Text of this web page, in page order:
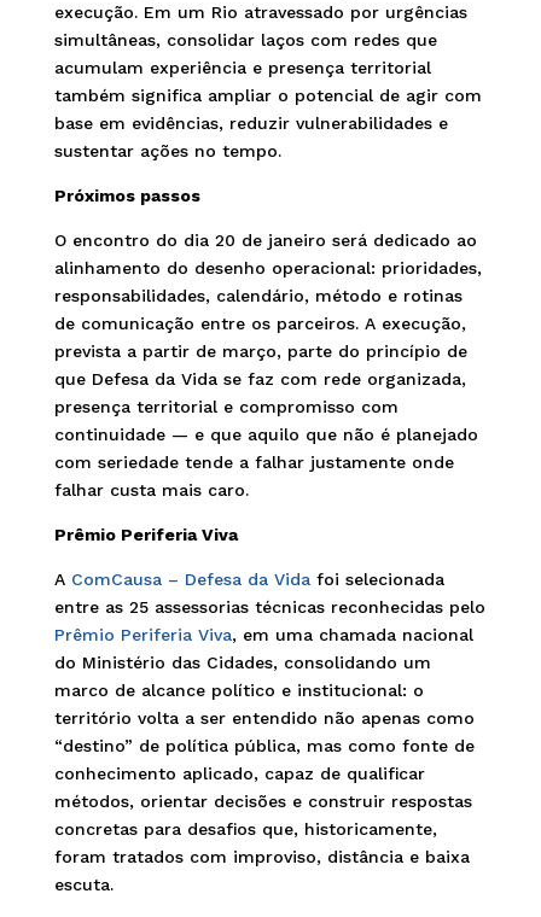
execução. Em um Rio atravessado por urgências
simultâneas, consolidar laços com redes que
acumulam experiência e presença territorial
também significa ampliar o potencial de agir com
base em evidências, reduzir vulnerabilidades e
sustentar ações no tempo.
Próximos passos
O encontro do dia 20 de janeiro será dedicado ao
alinhamento do desenho operacional: prioridades,
responsabilidades, calendário, método e rotinas
de comunicação entre os parceiros. A execução,
prevista a partir de março, parte do princípio de
que Defesa da Vida se faz com rede organizada,
presença territorial e compromisso com
continuidade — e que aquilo que não é planejado
com seriedade tende a falhar justamente onde
falhar custa mais caro.
Prêmio Periferia Viva
AComCausa – Defesa da Vidafoi selecionada
entre as 25 assessorias técnicas reconhecidas pelo
Prêmio Periferia Viva, em uma chamada nacional
do Ministério das Cidades, consolidando um
marco de alcance político e institucional: o
território volta a ser entendido não apenas como
“destino” de política pública, mas como fonte de
conhecimento aplicado, capaz de qualificar
métodos, orientar decisões e construir respostas
concretas para desafios que, historicamente,
foram tratados com improviso, distância e baixa
escuta.